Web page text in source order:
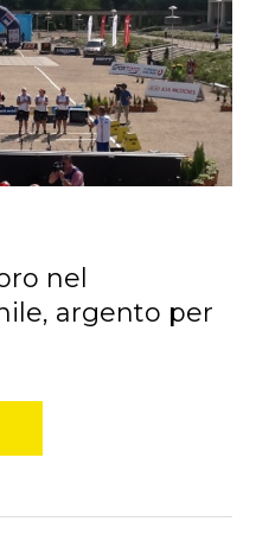
nel
argento per